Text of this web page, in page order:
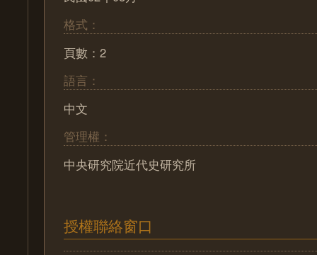
格式：
頁數：2
語言：
中文
管理權：
中央研究院近代史研究所
授權聯絡窗口